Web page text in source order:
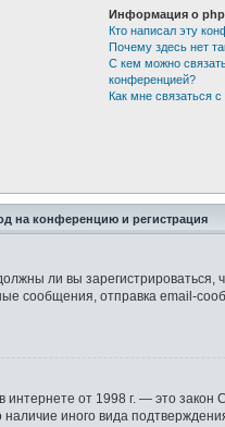
Информация о
Кто написал эту
Почему здесь нет
С кем можно
конференцией?
Как мне связаться
на конференцию и регистрация
ли вы
отправка email-
интернете от 1998 г. — это
иного вида